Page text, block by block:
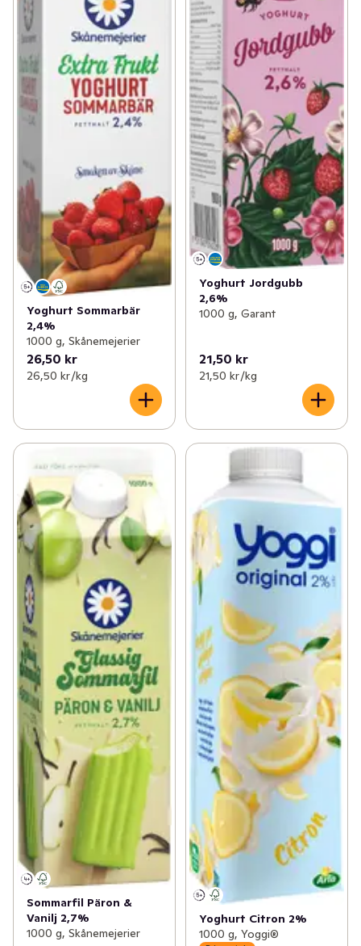
Yoghurt Sommarbär
2,4%
1000 g, Skånemejerier
26,50 kr
26,50 kr /kg
Yoghurt Jordgubb
2,6%
1000 g, Garant
21,50 kr
21,50 kr /kg
Sommarfil Päron &
Vanilj 2,7%
1000 g, Skånemejerier
Yoghurt Citron 2%
1000 g, Yoggi®